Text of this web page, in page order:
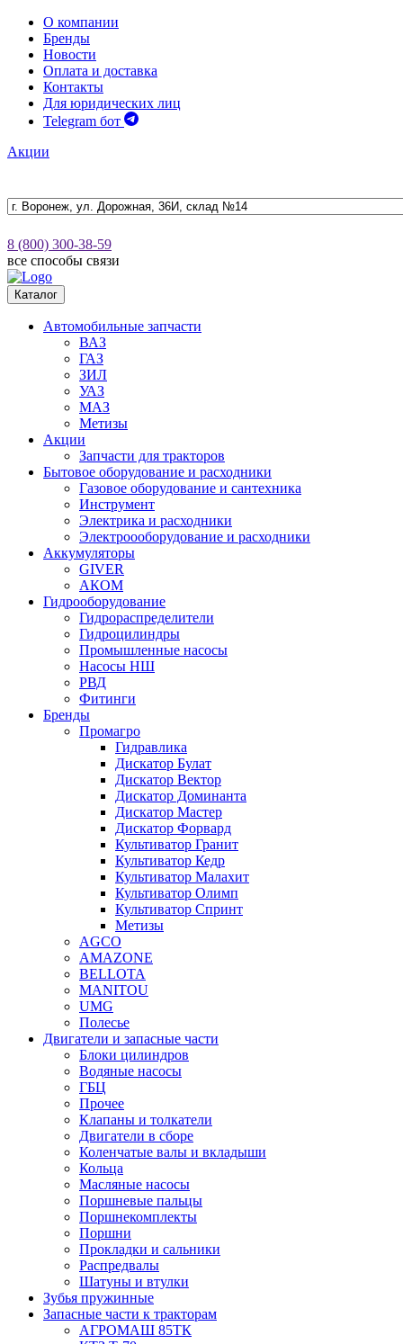
О компании
Бренды
Новости
Оплата и доставка
Контакты
Для юридических лиц
Telegram бот
Акции
8 (800) 300-38-59
все способы связи
Каталог
Автомобильные запчасти
ВАЗ
ГАЗ
ЗИЛ
УАЗ
МАЗ
Метизы
Акции
Запчасти для тракторов
Бытовое оборудование и расходники
Газовое оборудование и сантехника
Инструмент
Электрика и расходники
Электроооборудование и расходники
Аккумуляторы
GIVER
АКОМ
Гидрооборудование
Гидрораспределители
Гидроцилиндры
Промышленные насосы
Насосы НШ
РВД
Фитинги
Бренды
Промагро
Гидравлика
Дискатор Булат
Дискатор Вектор
Дискатор Доминанта
Дискатор Мастер
Дискатор Форвард
Культиватор Гранит
Культиватор Кедр
Культиватор Малахит
Культиватор Олимп
Культиватор Спринт
Метизы
AGCO
AMAZONE
BELLOTA
MANITOU
UMG
Полесье
Двигатели и запасные части
Блоки цилиндров
Водяные насосы
ГБЦ
Прочее
Клапаны и толкатели
Двигатели в сборе
Коленчатые валы и вкладыши
Кольца
Масляные насосы
Поршневые пальцы
Поршнекомплекты
Поршни
Прокладки и сальники
Распредвалы
Шатуны и втулки
Зубья пружинные
Запасные части к тракторам
АГРОМАШ 85ТК